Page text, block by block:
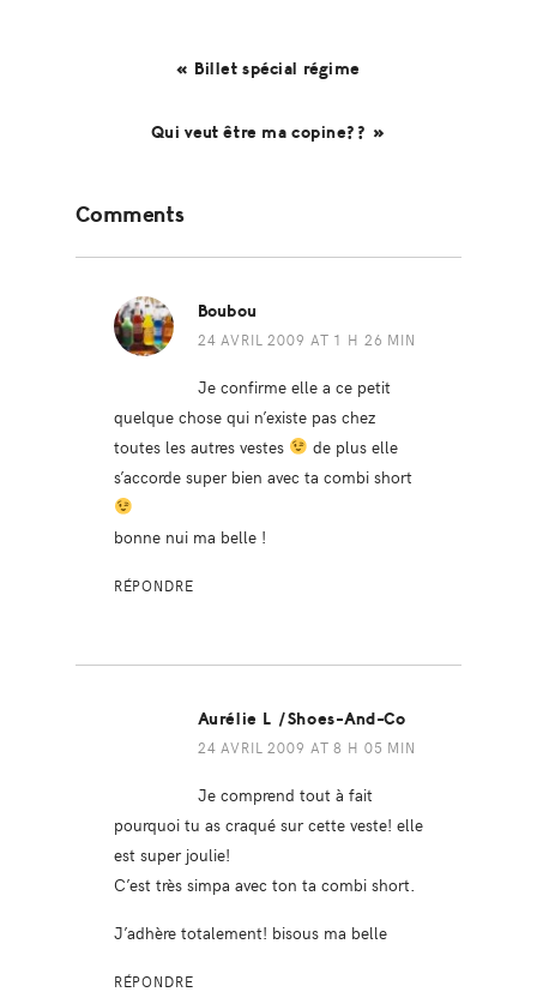
« Billet spécial régime
Qui veut être ma copine?? »
Interactions
Comments
Boubou
24 AVRIL 2009 AT 1 H 26 MIN
Je confirme elle a ce petit
quelque chose qui n’existe pas chez
toutes les autres vestes
de plus elle
s’accorde super bien avec ta combi short
bonne nui ma belle !
RÉPONDRE
Aurélie L /shoes-And-Co
24 AVRIL 2009 AT 8 H 05 MIN
Je comprend tout à fait
pourquoi tu as craqué sur cette veste! elle
est super joulie!
C’est très simpa avec ton ta combi short.
J’adhère totalement! bisous ma belle
RÉPONDRE